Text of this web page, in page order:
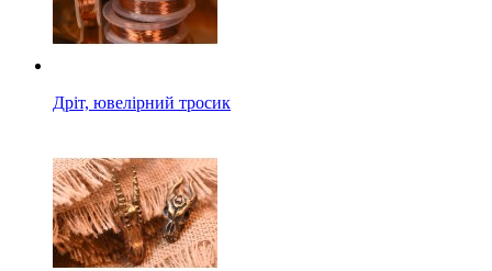
Дріт, ювелірний тросик